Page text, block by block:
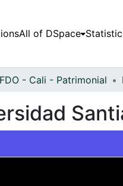
All of DSpace
- Cali - Patrimonial